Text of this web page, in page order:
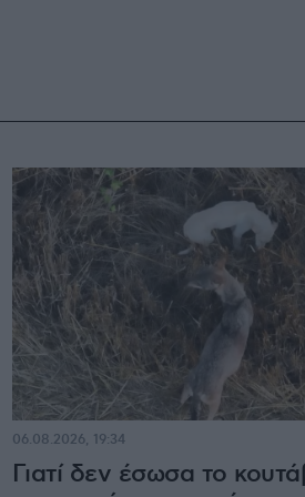
Γιατί δεν έσωσα το
06.08.2026, 19:34